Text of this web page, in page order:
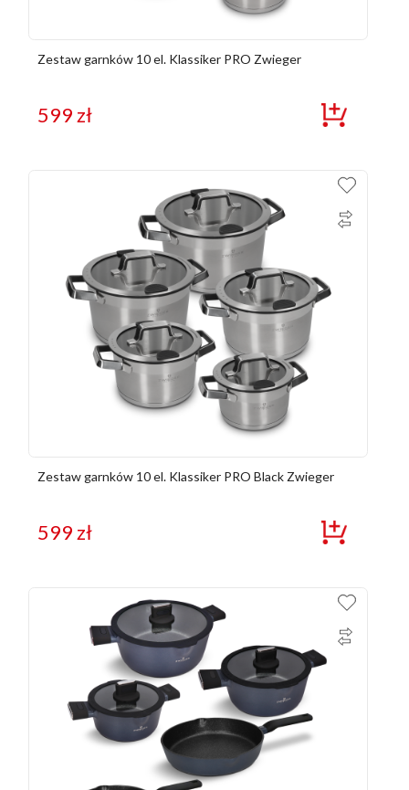
Zestaw garnków 10 el. Klassiker PRO Zwieger
599zł
Zestaw garnków 10 el. Klassiker PRO Black Zwieger
599zł